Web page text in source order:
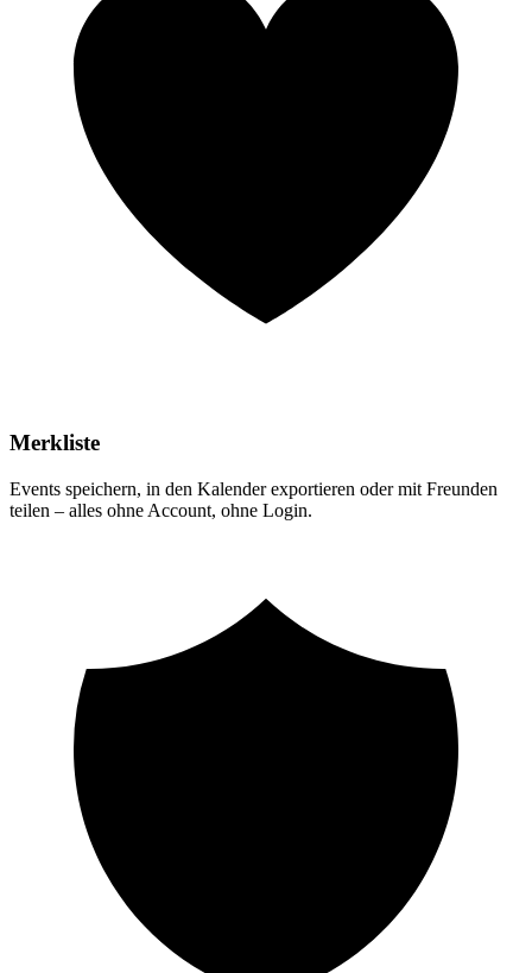
Merkliste
Events speichern, in den Kalender exportieren oder mit Freunden
teilen – alles ohne Account, ohne Login.